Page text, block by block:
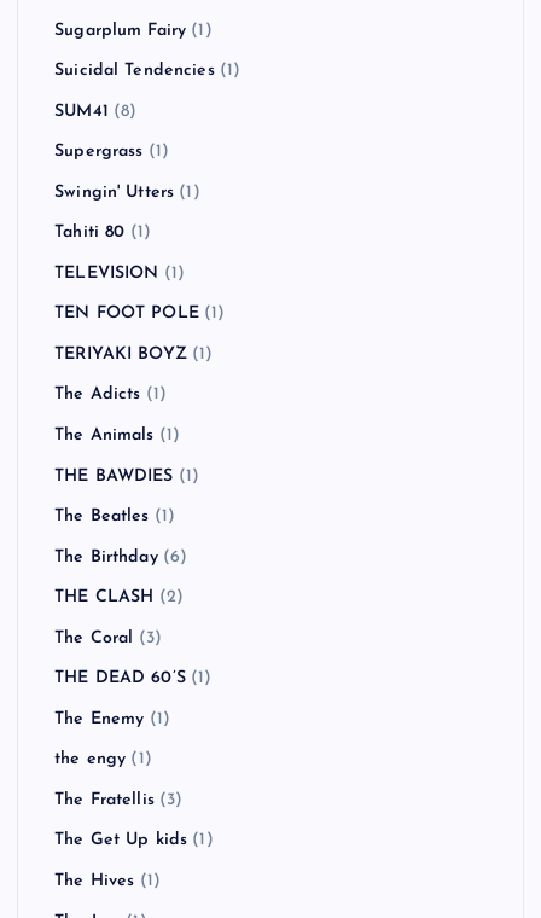
Sugarplum Fairy (1)
Suicidal Tendencies(1)
SUM41 (8)
Supergrass (1)
Swingin' Utters (1)
Tahiti 80 (1)
TELEVISION (1)
TEN FOOT POLE(1)
TERIYAKI BOYZ(1)
The Adicts (1)
The Animals (1)
THE BAWDIES (1)
The Beatles (1)
The Birthday(6)
THE CLASH (2)
The Coral (3)
THE DEAD 60’S(1)
The Enemy (1)
the engy (1)
The Fratellis(3)
The Get Up kids (1)
The Hives (1)